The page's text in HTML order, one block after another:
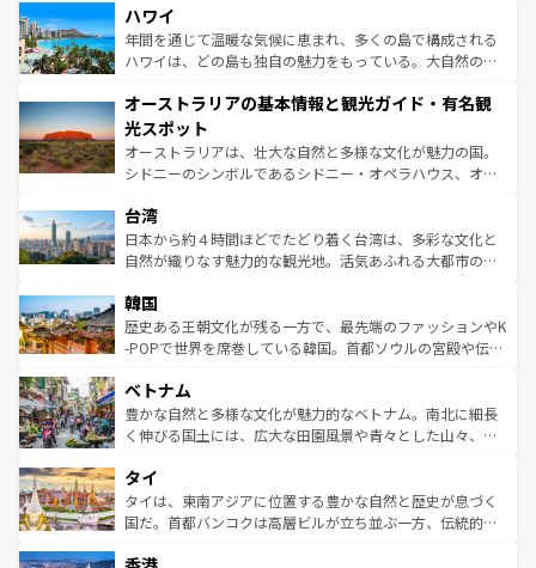
着のスイス情報は
のような巨大都市は、観光、ショッピング、エンターテイ
ンメントが詰まった刺激的なスポットだ。一方、アメリカ
西部には大自然が広がり、グランドキャニオンやイエロー
部のニューオーリンズでは、音楽と美食が融合した独特の
文化が魅力。旅行者はアメリカの各地域で異なる魅力を楽
しみながら、その多様性と豊かな歴史を感じることができ
るだろう。車でのロードトリップや列車の旅も、アメリカ
情報は
ハワイ
年間を通じて温暖な気候に恵まれ、多くの島で構成される
ハワイは、どの島も独自の魅力をもっている。大自然の神
ワイ島は見逃せない。また、定番の観光地といえばオアフ
島だが、静かな自然を求めるならマウイ島やカウアイ島が
おすすめ。エメラルドグリーンに輝く海をはじめ、豊かな
文化や歴史が息づいている。「アロハスピリット」と呼ば
人々、おいしいローカルフードやハワイアンミュージッ
ク、伝統的なフラダンスなど、すべてがハワイの魅力を彩
っている。訪れるたびに新しい発見と感動が待っているハ
はコンテンツ一覧
オーストラリアの基本情報と観光ガイド・有名観
光スポット
オーストラリアは、壮大な自然と多様な文化が魅力の国。
シドニーのシンボルであるシドニー・オペラハウス、オー
リアリーフや大陸中央部にそびえるウルル（エアーズロッ
ク）、タスマニアの美しい原生林やケアンズの熱帯雨林な
ど、見どころがたくさん。また、カフェやワイン、オージ
いる。アクティビティも充実しており、サーフィンやダイ
ビング、ハイキングなど、アウトドア好きにはたまらな
い。オーストラリアの多彩な魅力を存分に味わいつくそ
参照してほしい。
台湾
日本から約４時間ほどでたどり着く台湾は、多彩な文化と
自然が織りなす魅力的な観光地。活気あふれる大都市の台
ン）、静ひつな山岳地帯である台湾東部など、都市の喧騒
と山間の静けさが共存しており、訪れる人に新しい発見と
驚きをもたらしてくれる。また、奥深い台湾の食文化も魅
容にもいいと評判のスイーツなど、バラエティ豊かな料理
が味わえる。 なお、新着の台湾情報は コンテンツ一覧を参
照してほしい。
韓国
歴史ある王朝文化が残る一方で、最先端のファッションやK
-POPで世界を席巻している韓国。首都ソウルの宮殿や伝統
き、地方に足を延ばせば四季折々の自然美を楽しむことが
できる。そして、キムチや焼肉、絶品のストリートフード
まで、さまざまな韓国料理が待っている。夜には、韓国な
リティに包まれながら、韓国の多彩な魅力を心ゆくまで味
わってみてほしい。 なお、新着の韓国情報はコンテンツ一
覧を参照してほしい。
ベトナム
豊かな自然と多様な文化が魅力的なベトナム。南北に細長
く伸びる国土には、広大な田園風景や青々とした山々、世
急速な発展と共に伝統が息づく。ハノイの古い町並みやホ
ーチミン市のフランス統治時代の建物も、独特の雰囲気を
醸し出している。また、バラエティの豊かさとおいしさで
とつ。フォーやバインミー、ベトナムコーヒーなどは、ぜ
タイ
タイは、東南アジアに位置する豊かな自然と歴史が息づく
国だ。首都バンコクは高層ビルが立ち並ぶ一方、伝統的な